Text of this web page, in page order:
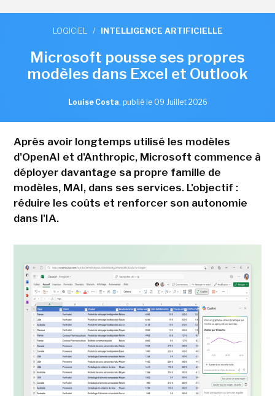
LOGICIEL / INTELLIGENCE ARTIFICIELLE
Microsoft pousse ses propres
modèles dans Excel et Outlook
Louise Costa, publié le 09 Juillet 2026
Après avoir longtemps utilisé les modèles
d'OpenAI et d'Anthropic, Microsoft commence à
déployer davantage sa propre famille de
modèles, MAI, dans ses services. L'objectif :
réduire les coûts et renforcer son autonomie
dans l'IA.